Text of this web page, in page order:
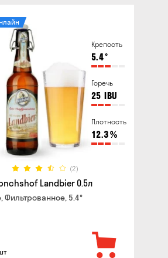
Крепость
5.4°
Горечь
25 IBU
Плотность
12.3%
(2)
Landbier 0.5л
Фильтрованное, 5.4°